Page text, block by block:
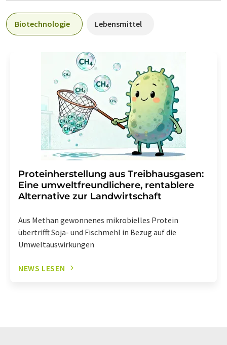
Biotechnologie Lebensmittel
Proteinherstellung aus Treibhausgasen:
Eine umweltfreundlichere, rentablere
Alternative zur Landwirtschaft
Aus Methan gewonnenes mikrobielles Protein
übertrifft Soja- und Fischmehl in Bezug auf die
Umweltauswirkungen
NEWS LESEN